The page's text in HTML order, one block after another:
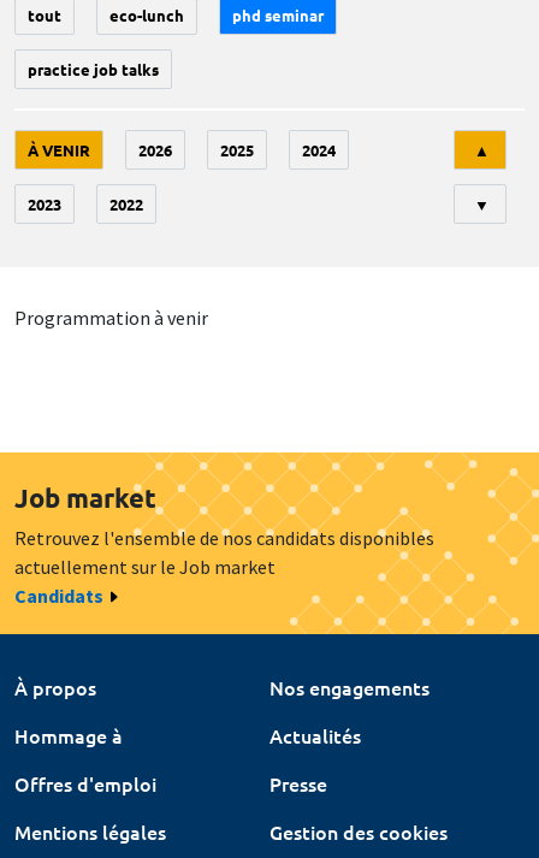
tout eco-lunch phd seminar
practice job talks
À VENIR 2026 2025 2024
2023 2022
▲
▼
Programmation à venir
Job market
Retrouvez l'ensemble de nos candidats disponibles
actuellement sur le Job market
Candidats
À propos
Nos engagements
Hommage à
Actualités
Offres d'emploi
Presse
Mentions légales
Gestion des cookies